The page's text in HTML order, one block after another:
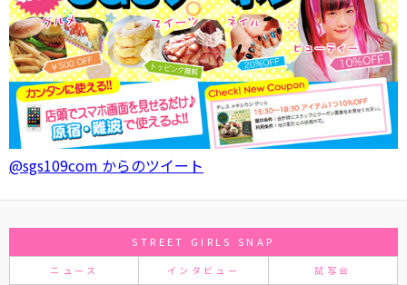
@sgs109com からのツイート
STREET GIRLS SNAP
ニュース インタビュー 試写会